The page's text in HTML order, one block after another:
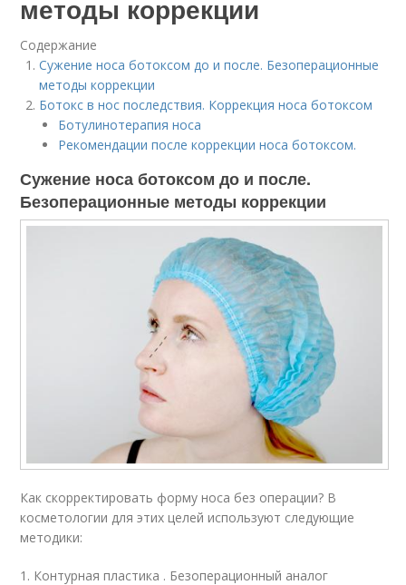
методы коррекции
Содержание
Сужение носа ботоксом до и после. Безоперационные
методы коррекции
Ботокс в нос последствия. Коррекция носа ботоксом
Ботулинотерапия носа
Рекомендации после коррекции носа ботоксом.
Сужение носа ботоксом до и после.
Безоперационные методы коррекции
Как скорректировать форму носа без операции? В
косметологии для этих целей используют следующие
методики:
1. Контурная пластика . Безоперационный аналог